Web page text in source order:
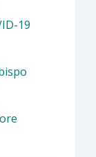
19